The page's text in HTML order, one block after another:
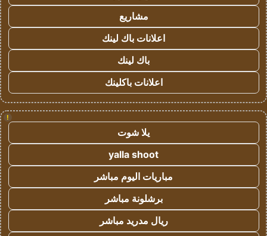
مشاريع
اعلانات باك لينك
باك لينك
اعلانات باكلينك
!
يلا شوت
yalla shoot
مباريات اليوم مباشر
برشلونة مباشر
ريال مدريد مباشر